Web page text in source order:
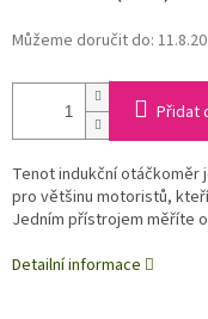
Můžeme doručit do:
Přidat
Tenot indukční otáčkoměr
pro většinu motoristů,
Jedním přístrojem měříte
Detailní informace